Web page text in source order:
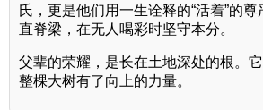
氏，更是他们用一生诠释的“活着”的
直脊梁，在无人喝彩时坚守本分。
父辈的荣耀，是长在土地深处的根。
整棵大树有了向上的力量。